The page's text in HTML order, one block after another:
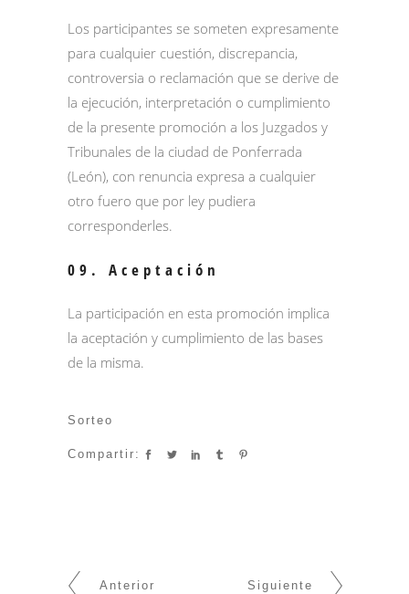
Los participantes se someten expresamente
para cualquier cuestión, discrepancia,
controversia o reclamación que se derive de
la ejecución, interpretación o cumplimiento
de la presente promoción a los Juzgados y
Tribunales de la ciudad de Ponferrada
(León), con renuncia expresa a cualquier
otro fuero que por ley pudiera
corresponderles.
09. Aceptación
La participación en esta promoción implica
la aceptación y cumplimiento de las bases
de la misma.
Sorteo
Compartir:
Anterior Siguiente